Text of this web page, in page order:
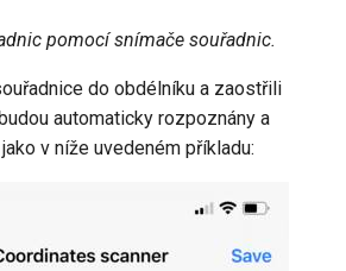
pomocí snímače souřadnic.
do obdélníku a zaostřili
automaticky rozpoznány a
v níže uvedeném příkladu: